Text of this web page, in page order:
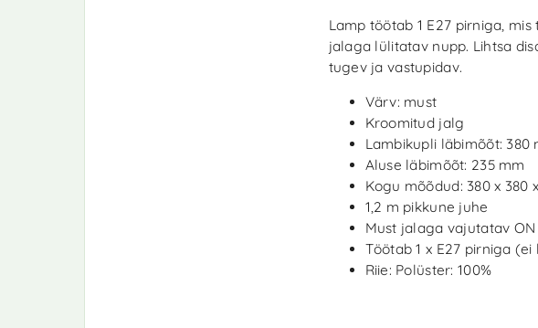
Lamp töötab 1 E27 pirniga,
jalaga lülitatav nupp. Lihtsa
tugev ja vastupidav.
Värv: must
Kroomitud jalg
Lambikupli läbimõõt: 380
Aluse läbimõõt: 235 mm
Kogu mõõdud: 380 x 380
1,2 m pikkune juhe
Must jalaga vajutatav
Töötab 1 x E27 pirniga
Riie: Polüster: 100%